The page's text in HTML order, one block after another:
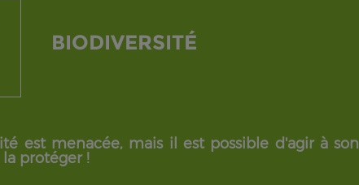
BIODIVERSITÉ
est menacée, mais il est possible d'agir à son
protéger !